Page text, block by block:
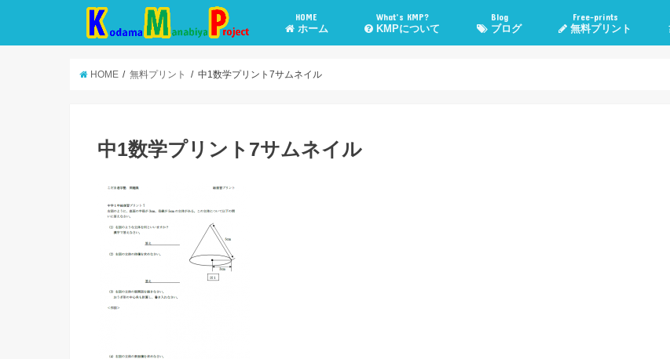
HOME
ホーム
What’s KMP?
KMPについて
Blog
ブログ
Free-prints
無料プリント
HOME 無料プリント 中1数学プリント7サムネイル
中1数学プリント7サムネイル